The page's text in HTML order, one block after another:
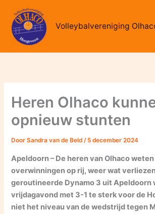
naar
inhoud
Volleybalvereniging
Heren Olhaco
opnieuw stunten
DoorSandra van de Beld/ 5 december 2024
Apeldoorn – De heren van Olhaco
overwinningen op rij, weer wat
geroutineerde Dynamo 3 uit Apeldoorn
vrijdagavond met 3-1 te sterk voor de
niet het niveau van de wedstrijd tegen